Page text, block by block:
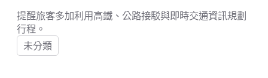
提醒旅客多加利用高鐵、公路接駁與即時交通資訊規劃
行程。
未分類